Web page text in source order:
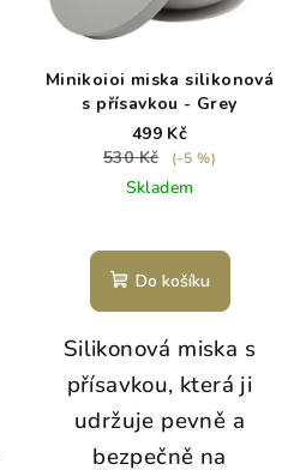
Minikoioi miska silikonová
s přísavkou - Grey
499 Kč
530 Kč
(–5 %)
Skladem
Do košíku
Silikonová miska s
přísavkou, která ji
udržuje pevně a
bezpečně na